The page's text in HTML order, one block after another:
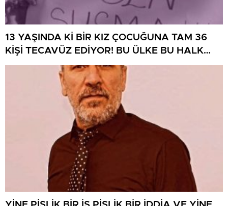
13 YAŞINDA Kİ BİR KIZ ÇOCUĞUNA TAM 36
KİŞİ TECAVÜZ EDİYOR! BU ÜLKE BU HALK
NEREYE SAVRULDU NASIL SAVRULDU!